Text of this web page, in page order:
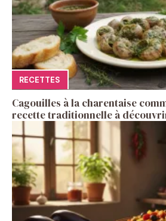
RECETTES
Cagouilles à la charentaise
recette traditionnelle à